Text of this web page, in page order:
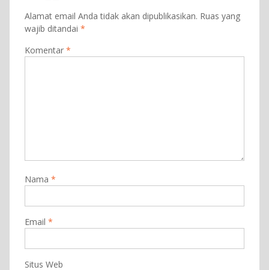
Alamat email Anda tidak akan dipublikasikan. Ruas yang
wajib ditandai *
Komentar *
Nama *
Email *
Situs Web